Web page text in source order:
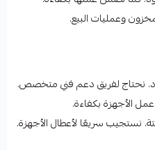
وعمليات البيع.
نحتاج لفريق دعم فني متخصص.
الأجهزة بكفاءة.
نستجيب سريعًا لأعطال الأجهزة.